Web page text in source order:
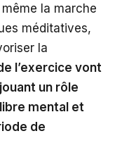
la marche
méditatives,
la
l’exercice vont
un rôle
mental et
de